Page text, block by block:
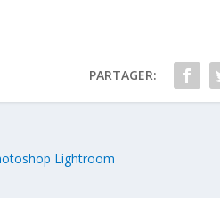
PARTAGER:
Lightroom